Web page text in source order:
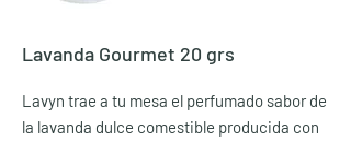
Lavanda Gourmet 20 grs
Lavyn trae a tu mesa el perfumado sabor de
la lavanda dulce comestible producida con